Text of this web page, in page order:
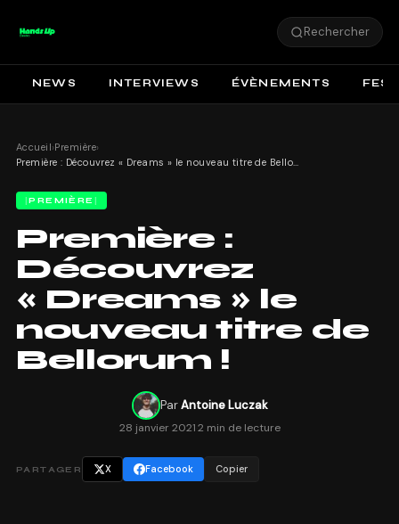
Rechercher
NEWS INTERVIEWS ÉVÈNEMENTS
Accueil›Première›
Première : Découvrez « Dreams » le nouveau titre de Bellorum !
PREMIÈRE
Première :
Découvrez
« Dreams » le
nouveau titre de
Bellorum !
ParAntoine Luczak
28 janvier 20212 min de lecture
PARTAGER X Facebook Copier